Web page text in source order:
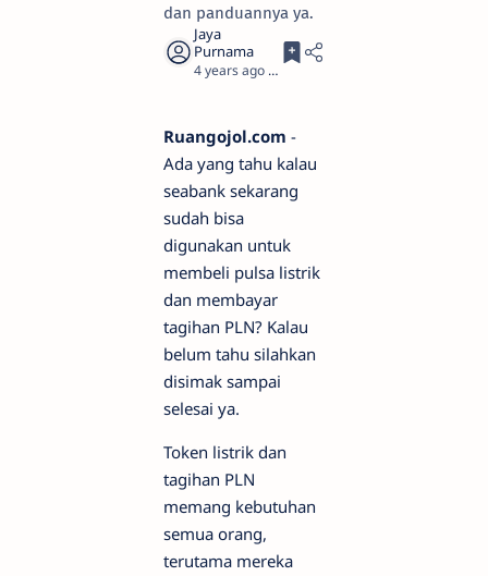
dan panduannya ya.
4 years ago 2
Ruangojol.com -
Ada yang tahu kalau
seabank sekarang
sudah bisa
digunakan untuk
membeli pulsa listrik
dan membayar
tagihan PLN? Kalau
belum tahu silahkan
disimak sampai
selesai ya.
Token listrik dan
tagihan PLN
memang kebutuhan
semua orang,
terutama mereka